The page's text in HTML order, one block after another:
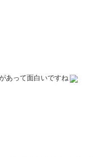
あって面白いですね